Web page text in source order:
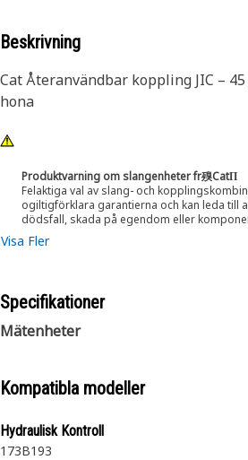
Beskrivning
Cat Återanvändbar koppling JIC –
hona
Produktvarning om slangenheter fr殠CatΠ
Felaktiga val av slang- och
ogiltigförklara garantierna och kan leda till
dödsfall, skada på egendom eller
Visa Fler
Specifikationer
Mätenheter
Kompatibla modeller
Hydraulisk Kontroll
173B193